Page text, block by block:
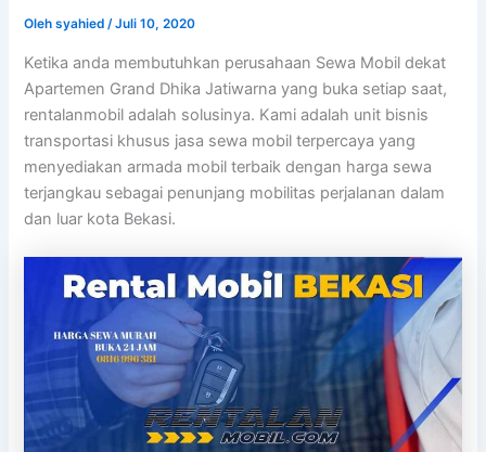
Olehsyahied/Juli 10, 2020
Ketika anda membutuhkan perusahaan Sewa Mobil dekat
Apartemen Grand Dhika Jatiwarna yang buka setiap saat,
rentalanmobil adalah solusinya. Kami adalah unit bisnis
transportasi khusus jasa sewa mobil terpercaya yang
menyediakan armada mobil terbaik dengan harga sewa
terjangkau sebagai penunjang mobilitas perjalanan dalam
dan luar kota Bekasi.